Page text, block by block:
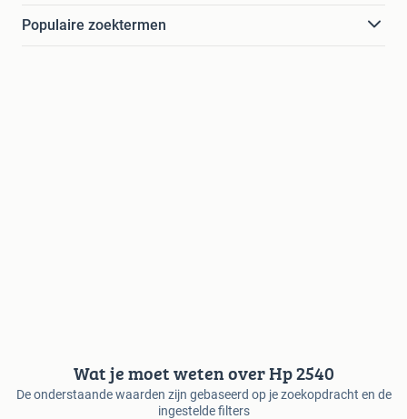
Populaire zoektermen
Wat je moet weten over Hp 2540
De onderstaande waarden zijn gebaseerd op je zoekopdracht en de
ingestelde filters